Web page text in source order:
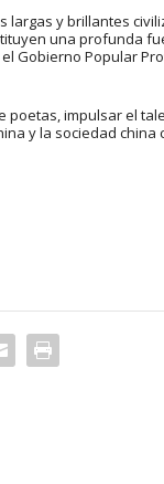
largas y brillantes
una profunda
Gobierno Popular
impulsar el
y la sociedad china